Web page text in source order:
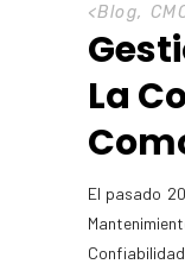
<Blog,
La
El pasado